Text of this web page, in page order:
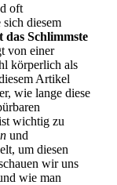
oft
diesem
das Schlimmste
von einer
körperlich als
Artikel
wie lange diese
wichtig zu
und
um diesen
wir uns
wie man